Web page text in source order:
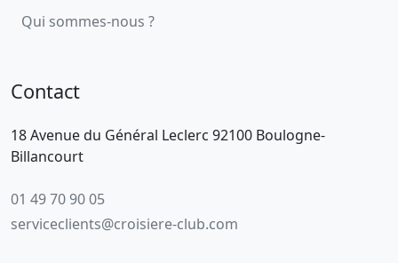
Qui sommes-nous ?
Contact
18 Avenue du Général Leclerc 92100 Boulogne-
Billancourt
01 49 70 90 05
serviceclients@croisiere-club.com